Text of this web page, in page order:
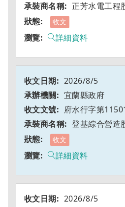
正芳水電工程
收文
詳細資料
2026/8/5
宜蘭縣政府
府水行字第
登基綜合營造
收文
詳細資料
2026/8/5